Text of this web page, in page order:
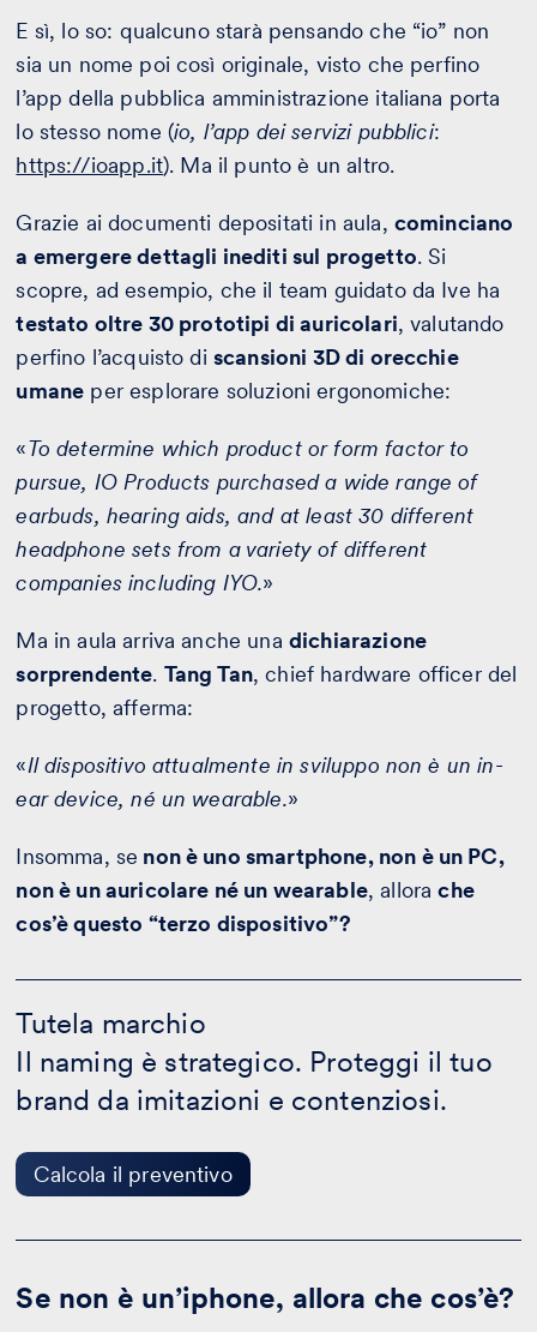
E sì, lo so: qualcuno starà pensando che “io” non
sia un nome poi così originale, visto che perfino
l’app della pubblica amministrazione italiana porta
lo stesso nome (io, l’app dei servizi pubblici:
https://ioapp.it). Ma il punto è un altro.
Grazie ai documenti depositati in aula, cominciano
a emergere dettagli inediti sul progetto. Si
scopre, ad esempio, che il team guidato da Ive ha
testato oltre 30 prototipi di auricolari, valutando
perfino l’acquisto di scansioni 3D di orecchie
umane per esplorare soluzioni ergonomiche:
«To determine which product or form factor to
pursue, IO Products purchased a wide range of
earbuds, hearing aids, and at least 30 different
headphone sets from a variety of different
companies including IYO.»
Ma in aula arriva anche una dichiarazione
sorprendente. Tang Tan, chief hardware officer del
progetto, afferma:
«Il dispositivo attualmente in sviluppo non è un in-
ear device, né un wearable.»
Insomma, se non è uno smartphone, non è un PC,
non è un auricolare né un wearable, allorache
cos’è questo “terzo dispositivo”?
Tutela marchio
Il naming è strategico. Proteggi il tuo
brand da imitazioni e contenziosi.
Calcola il preventivo
marchio
Calcola
preventivo
Se non è un’iphone, allora che cos’è?